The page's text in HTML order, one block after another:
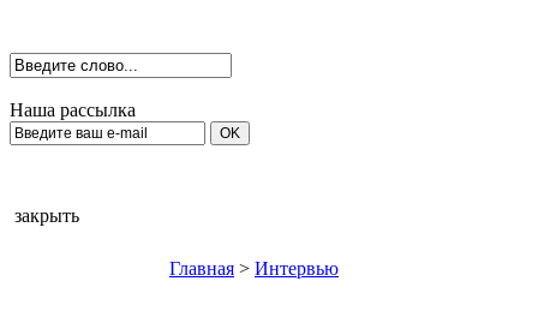
Наша рассылка
закрыть
Главная > Интервью